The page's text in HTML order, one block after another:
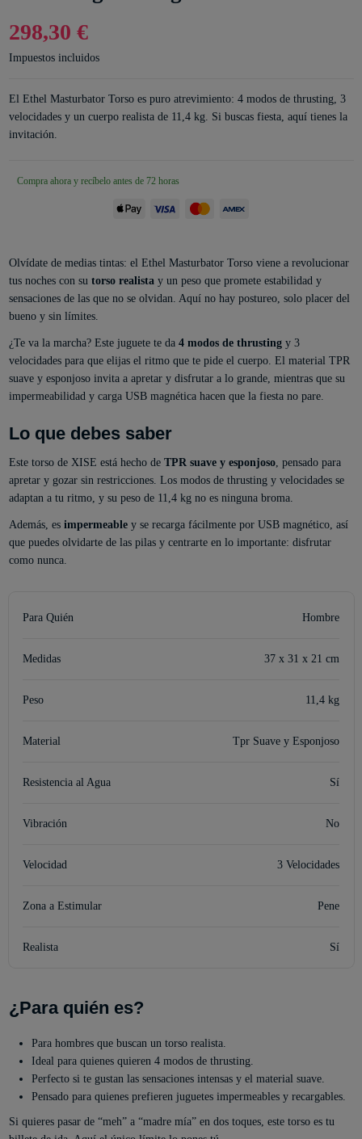
298,30 €
Impuestos incluidos
El Ethel Masturbator Torso es puro atrevimiento: 4 modos de thrusting, 3
velocidades y un cuerpo realista de 11,4 kg. Si buscas fiesta, aquí tienes la
invitación.
Compra ahora y recíbelo antes de 72 horas
Olvídate de medias tintas: el Ethel Masturbator Torso viene a revolucionar
tus noches con su torso realista y un peso que promete estabilidad y
sensaciones de las que no se olvidan. Aquí no hay postureo, solo placer del
bueno y sin límites.
¿Te va la marcha? Este juguete te da 4 modos de thrustingy 3
velocidades para que elijas el ritmo que te pide el cuerpo. El material TPR
suave y esponjoso invita a apretar y disfrutar a lo grande, mientras que su
impermeabilidad y carga USB magnética hacen que la fiesta no pare.
Lo que debes saber
Este torso de XISE está hecho de TPR suave y esponjoso, pensado para
apretar y gozar sin restricciones. Los modos de thrusting y velocidades se
adaptan a tu ritmo, y su peso de 11,4 kg no es ninguna broma.
Además, es impermeabley se recarga fácilmente por USB magnético, así
que puedes olvidarte de las pilas y centrarte en lo importante: disfrutar
como nunca.
Para Quién Hombre
Medidas 37 x 31 x 21 cm
Peso 11,4 kg
Material Tpr Suave y Esponjoso
Resistencia al Agua Sí
Vibración No
Velocidad 3 Velocidades
Zona a Estimular Pene
Realista Sí
¿Para quién es?
Para hombres que buscan un torso realista.
Ideal para quienes quieren 4 modos de thrusting.
Perfecto si te gustan las sensaciones intensas y el material suave.
Pensado para quienes prefieren juguetes impermeables y recargables.
Si quieres pasar de “meh” a “madre mía” en dos toques, este torso es tu